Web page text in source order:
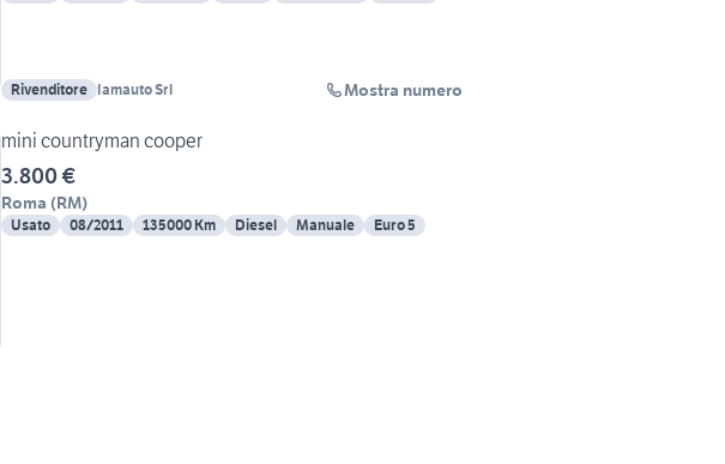
Rivenditore Iamauto Srl Mostra numero
mini countryman cooper
3.800 €
Roma (RM)
Usato 08/2011 135000 Km Diesel Manuale Euro 5